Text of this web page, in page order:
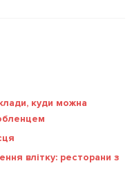
куди можна
влітку: ресторани з